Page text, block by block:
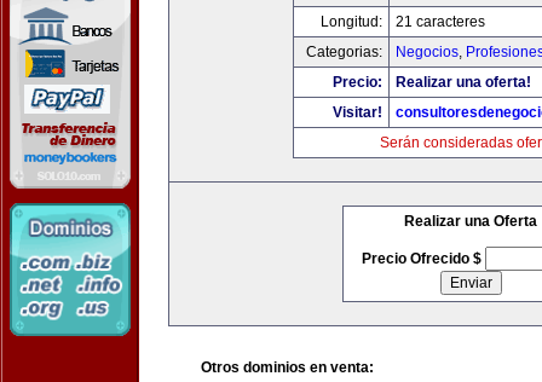
Longitud:
21 caracteres
Categorias:
Negocios,
Precio:
Realizar una oferta!
Visitar!
Serán consideradas
Realizar una Oferta
Precio Ofrecido $
Otros dominios en venta: